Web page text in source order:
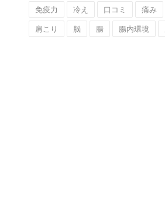
免疫力
冷え 口コミ 痛み
肩こり
脳 腸 腸内環境